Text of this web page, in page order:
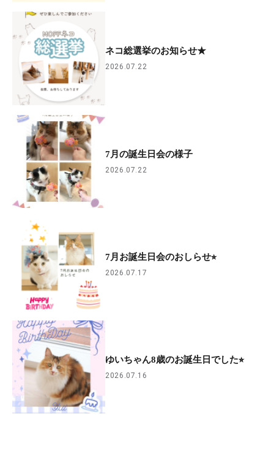
ネコ総選挙のお知らせ★
2026.07.22
7月の誕生日会の様子
2026.07.22
7月お誕生日会のおしらせ⭐︎
2026.07.17
ゆいちゃん8歳のお誕生日でした⭐︎
2026.07.16